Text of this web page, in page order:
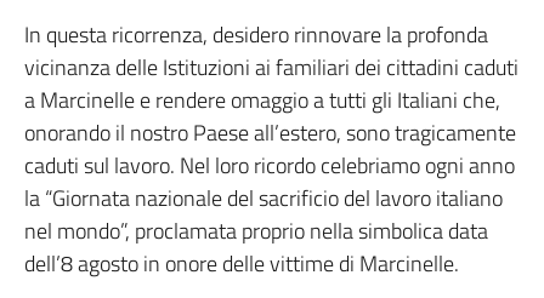
In questa ricorrenza, desidero rinnovare la profonda
vicinanza delle Istituzioni ai familiari dei cittadini caduti
a Marcinelle e rendere omaggio a tutti gli Italiani che,
onorando il nostro Paese all’estero, sono tragicamente
caduti sul lavoro. Nel loro ricordo celebriamo ogni anno
la “Giornata nazionale del sacrificio del lavoro italiano
nel mondo”, proclamata proprio nella simbolica data
dell’8 agosto in onore delle vittime di Marcinelle.